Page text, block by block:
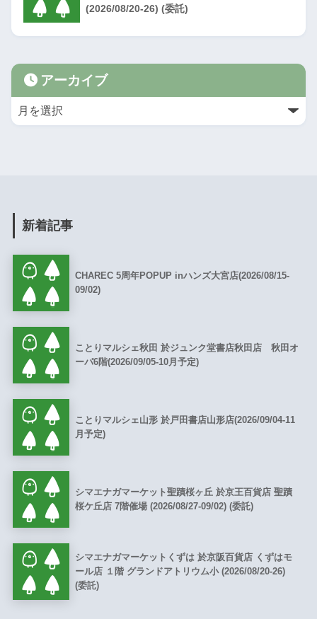
(2026/08/20-26) (委託)
アーカイブ
新着記事
CHAREC 5周年POPUP inハンズ大宮店(2026/08/15-
09/02)
ことりマルシェ秋田 於ジュンク堂書店秋田店 秋田オ
ーパ6階(2026/09/05-10月予定)
ことりマルシェ山形 於戸田書店山形店(2026/09/04-11
月予定)
シマエナガマーケット聖蹟桜ヶ丘 於京王百貨店 聖蹟
桜ケ丘店 7階催場 (2026/08/27-09/02) (委託)
シマエナガマーケットくずは 於京阪百貨店 くずはモ
ール店 １階 グランドアトリウム小 (2026/08/20-26)
(委託)